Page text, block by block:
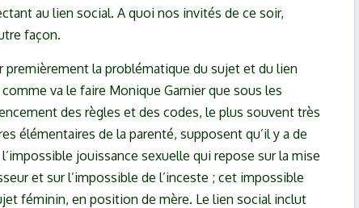
au lien social. A quoi nos invités de ce soir,
façon.
premièrement la problématique du sujet et du lien
va le faire Monique Garnier que sous les
des règles et des codes, le plus souvent très
élémentaires de la parenté, supposent qu’il y a de
jouissance sexuelle qui repose sur la mise
et sur l’impossible de l’inceste ; cet impossible
féminin, en position de mère. Le lien social inclut